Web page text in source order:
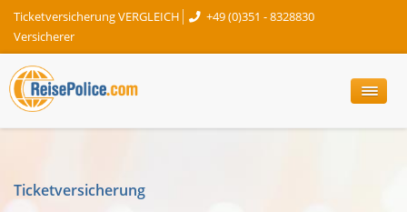
Ticketversicherung VERGLEICH
+49 (0)351 - 8328830
Versicherer
Ticketversicherung